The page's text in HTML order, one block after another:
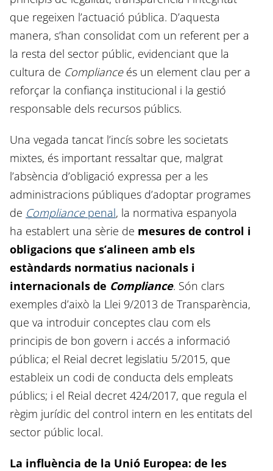
que regeixen l’actuació pública. D’aquesta
manera, s’han consolidat com un referent per a
la resta del sector públic, evidenciant que la
cultura de Complianceés un element clau per a
reforçar la confiança institucional i la gestió
responsable dels recursos públics.
Una vegada tancat l’incís sobre les societats
mixtes, és important ressaltar que, malgrat
l’absència d’obligació expressa per a les
administracions públiques d’adoptar programes
de Compliancepenal, la normativa espanyola
ha establert una sèrie de mesures de control i
obligacions que s’alineen amb els
estàndards normatius nacionals i
internacionals de Compliance. Són clars
exemples d’això la Llei 9/2013 de Transparència,
que va introduir conceptes clau com els
principis de bon govern i accés a informació
pública; el Reial decret legislatiu 5/2015, que
estableix un codi de conducta dels empleats
públics; i el Reial decret 424/2017, que regula el
règim jurídic del control intern en les entitats del
sector públic local.
La influència de la Unió Europea: de les